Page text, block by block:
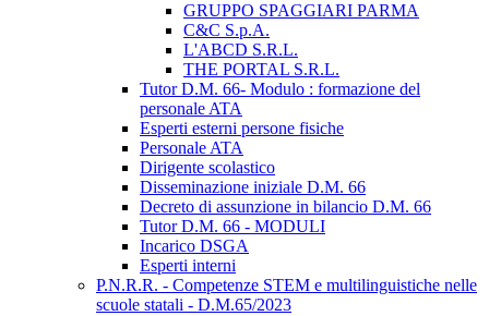
GRUPPO SPAGGIARI PARMA
C&C S.p.A.
L'ABCD S.R.L.
THE PORTAL S.R.L.
Tutor D.M. 66- Modulo : formazione del
personale ATA
Esperti esterni persone fisiche
Personale ATA
Dirigente scolastico
Disseminazione iniziale D.M. 66
Decreto di assunzione in bilancio D.M. 66
Tutor D.M. 66 - MODULI
Incarico DSGA
Esperti interni
P.N.R.R. - Competenze STEM e multilinguistiche nelle
scuole statali - D.M.65/2023